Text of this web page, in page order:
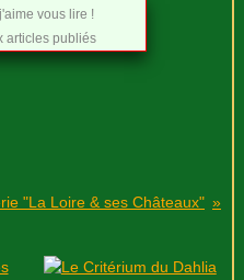
vous lire !
articles publiés
"La Loire & ses Châteaux"